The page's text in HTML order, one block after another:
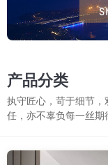
产品分类
执守匠心，苛于细节
任，亦不辜负每一丝期